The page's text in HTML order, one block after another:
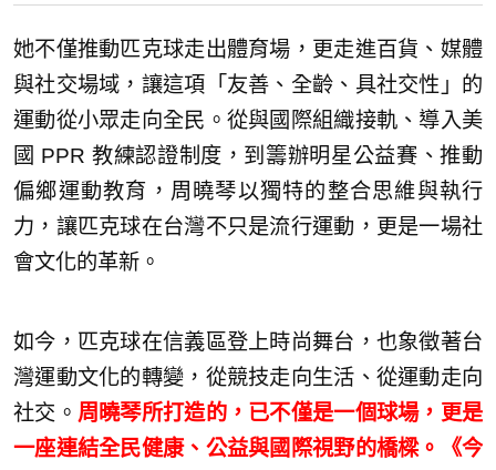
她不僅推動匹克球走出體育場，更走進百貨、媒體
與社交場域，讓這項「友善、全齡、具社交性」的
運動從小眾走向全民。從與國際組織接軌、導入美
國 PPR 教練認證制度，到籌辦明星公益賽、推動
偏鄉運動教育，周曉琴以獨特的整合思維與執行
力，讓匹克球在台灣不只是流行運動，更是一場社
會文化的革新。
如今，匹克球在信義區登上時尚舞台，也象徵著台
灣運動文化的轉變，從競技走向生活、從運動走向
社交。 周曉琴所打造的，已不僅是一個球場，更是
一座連結全民健康、公益與國際視野的橋樑。《今